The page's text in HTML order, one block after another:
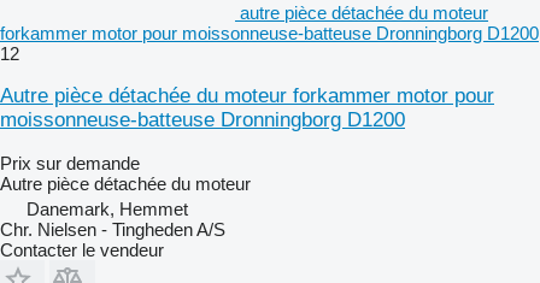
autre pièce détachée du moteur
forkammer motor pour moissonneuse-batteuse Dronningborg D1200
12
Autre pièce détachée du moteur forkammer motor pour
moissonneuse-batteuse Dronningborg D1200
Prix sur demande
Autre pièce détachée du moteur
Danemark, Hemmet
Chr. Nielsen - Tingheden A/S
Contacter le vendeur